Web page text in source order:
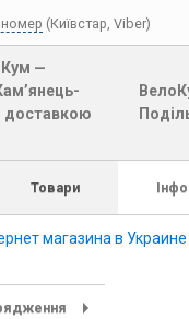
(Київстар, Viber)
Товари
магазина в Украине